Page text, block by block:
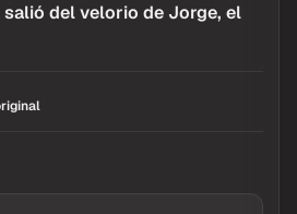
salió del velorio de Jorge, el